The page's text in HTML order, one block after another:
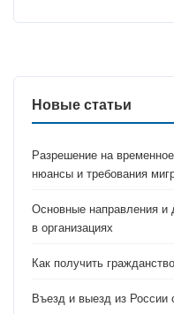
Новые статьи
Разрешение на
нюансы и требования
Основные направления и
в организациях
Как получить
Въезд и выезд из